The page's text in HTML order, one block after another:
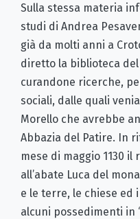
Sulla stessa materia
studi di Andrea
già da molti anni a
diretto la biblioteca del
curandone ricerche,
sociali, dalle quali
Morello che avrebbe
Abbazia del Patire. In
mese di maggio 1130
all’abate Luca del
e le terre, le chiese ed
alcuni possedimenti in